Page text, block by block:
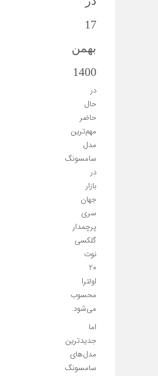
17
بهمن
1400
در
حال
حاضر
مهم‌ترین
مدل
سامسونگ
در
بازار
جهان
سری
پرچمدار
گلکسی
نوت
20
اولترا
محسوب
می‌شود.
اما
جدیدترین
مدل‌های
سامسونگ